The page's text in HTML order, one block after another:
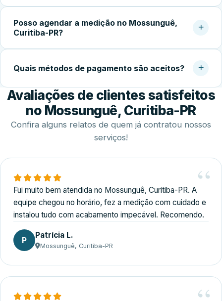
temperado faz toda a diferença na qualidade do
acabamento.
temperado (geralmente 5 a 10 dias úteis), a instalação no
local costuma ser concluída em 2 a 4 horas.
Posso agendar a medição no Mossunguê,
Curitiba-PR?
disponibilidade do cliente, incluindo finais de semana,
serviço.
Quais métodos de pagamento são aceitos?
Disponibilizamos diversas formas de pagamento,
incluindo Pix, dinheiro, cartões de crédito e débito e
Avaliações de clientes satisfeitos
no Mossunguê, Curitiba-PR
Confira alguns relatos de quem já contratou nossos
serviços!
Fui muito bem atendida no Mossunguê, Curitiba-PR. A
equipe chegou no horário, fez a medição com cuidado e
instalou tudo com acabamento impecável. Recomendo.
P Patrícia L.
Mossunguê, Curitiba-PR